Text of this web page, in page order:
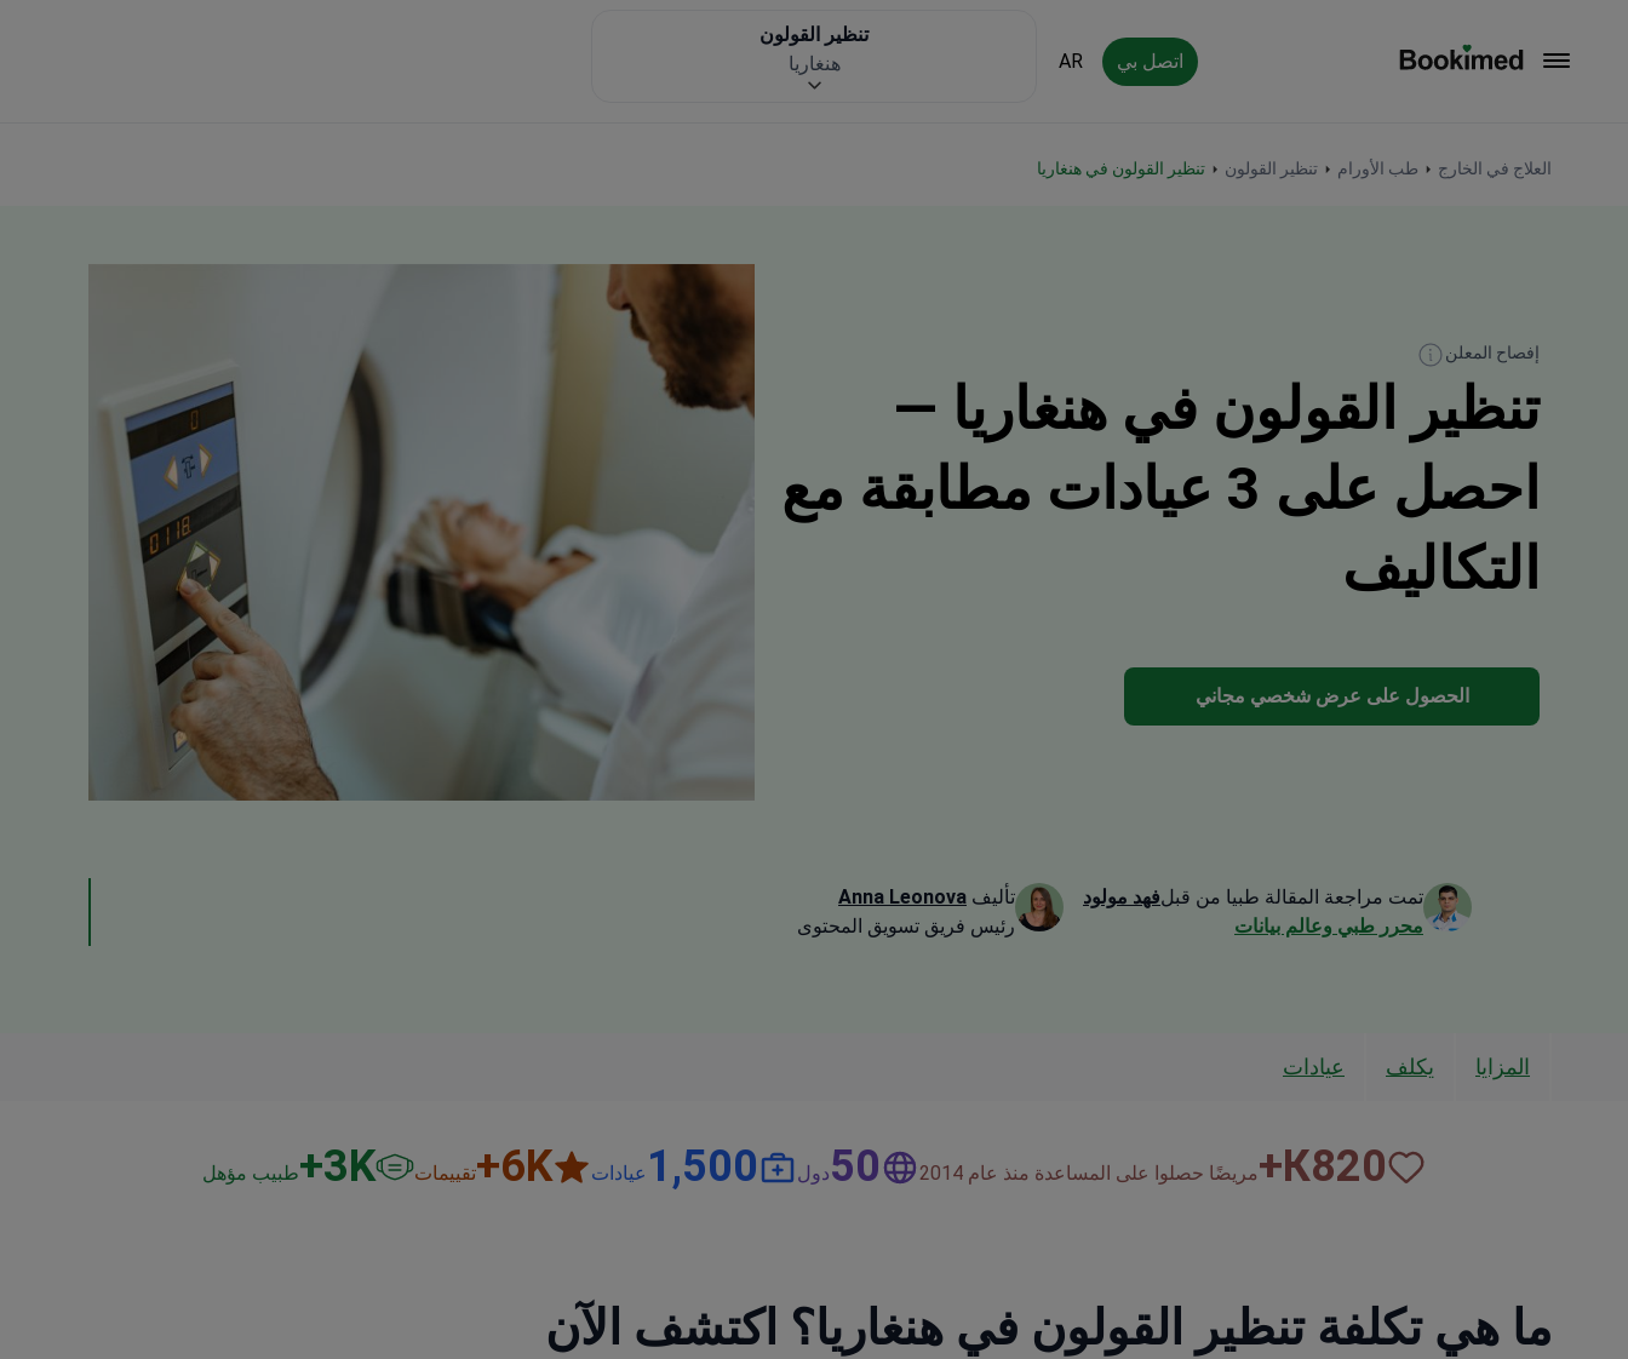
اتصل بي AR
العلاج في الخارج طب الأورام تنظير القولون تنظير القولون في هنغاريا
تنظير القولون
هنغاريا
إفصاح المعلن
تنظير القولون في هنغاريا —
احصل على 3 عيادات مطابقة مع
التكاليف
الحصول على عرض شخصي مجاني
تمت مراجعة المقالة طبيا من قبلفهد مولود
محرر طبي وعالم بيانات
تأليف Anna Leonova
رئيس فريق تسويق المحتوى
المزايا يكلف عيادات
820
К+ مريضًا حصلوا على المساعدة منذ عام 2014 50دول 1,500 عيادات 6K+ تقييمات 3K+ طبيب مؤهل
ما هي تكلفة تنظير القولون في هنغاريا؟ اكتشف الآن